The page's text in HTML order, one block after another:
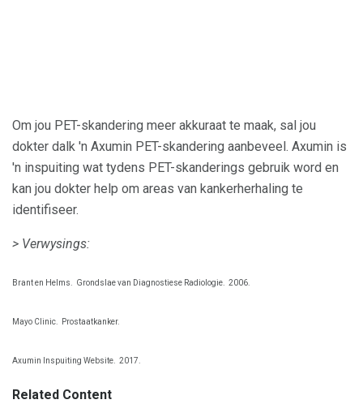
Om jou PET-skandering meer akkuraat te maak, sal jou
dokter dalk 'n Axumin PET-skandering aanbeveel. Axumin is
'n inspuiting wat tydens PET-skanderings gebruik word en
kan jou dokter help om areas van kankerherhaling te
identifiseer.
> Verwysings:
Brant en Helms. Grondslae van Diagnostiese Radiologie. 2006.
Mayo Clinic. Prostaatkanker.
Axumin Inspuiting Website. 2017.
Related Content